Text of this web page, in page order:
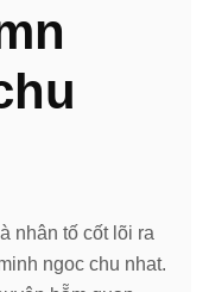
nhân tố cốt lõi ra
ngoc chu nhat.